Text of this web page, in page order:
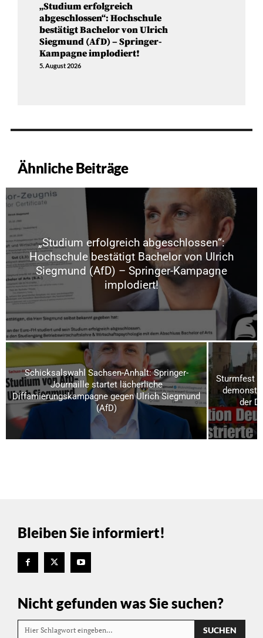
„Studium erfolgreich
abgeschlossen“: Hochschule
bestätigt Bachelor von Ulrich
Siegmund (AfD) – Springer-
Kampagne implodiert!
5. August 2026
Ähnliche Beiträge
„Studium erfolgreich abgeschlossen“:
Hochschule bestätigt Bachelor von Ulrich
Siegmund (AfD) – Springer-Kampagne
implodiert!
Schicksalswahl Sachsen-Anhalt: Springer-
Journaille startet lächerliche
Diffamierungskampagne gegen Ulrich Siegmund
(AfD)
Sturmfest
der
Bleiben Sie informiert!
Nicht gefunden was Sie suchen?
Hier Schlagwort eingeben… SUCHEN